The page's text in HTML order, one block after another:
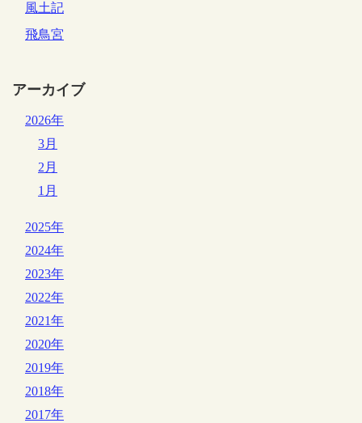
風土記
飛鳥宮
アーカイブ
2026年
3月
2月
1月
2025年
2024年
2023年
2022年
2021年
2020年
2019年
2018年
2017年